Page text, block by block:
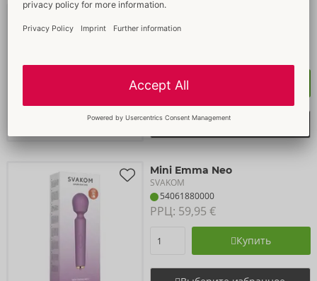
SVAKOM
Выберите избранное
Mini Emma Neo
SVAKOM
54061880000
РРЦ: 59,95 €
Купить